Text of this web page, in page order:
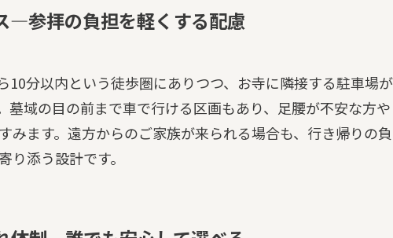
—参拝の負担を軽くする配慮
10分以内という徒歩圏にありつつ、お寺に隣接する駐車場が
墓域の目の前まで車で行ける区画もあり、足腰が不安な方や
みます。遠方からのご家族が来られる場合も、行き帰りの負
添う設計です。